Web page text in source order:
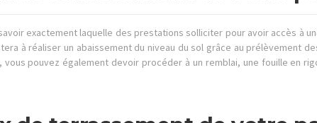
exactement laquelle des prestations solliciter pour avoir accès à
à réaliser un abaissement du niveau du sol grâce au prélèvement
pouvez également devoir procéder à un remblai, une fouille en